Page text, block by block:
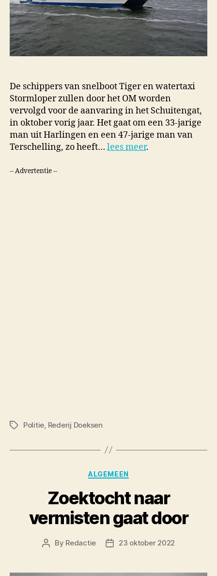
De schippers van snelboot Tiger en watertaxi
Stormloper zullen door het OM worden
vervolgd voor de aanvaring in het Schuitengat,
in oktober vorig jaar. Het gaat om een 33-jarige
man uit Harlingen en een 47-jarige man van
Terschelling, zo heeft… lees meer.
-- Advertentie --
TagsPolitie Rederij Doeksen
Categories
ALGEMEEN
Zoektocht naar
vermisten gaat door
Post
By Redactie
Post23 oktober 2022